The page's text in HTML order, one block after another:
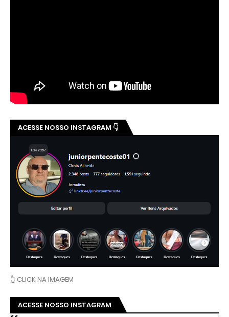
ACESSE NOSSO INSTAGRAM 👇
👆 CLICK NA IMAGEM
ACESSE NOSSO INSTAGRAM